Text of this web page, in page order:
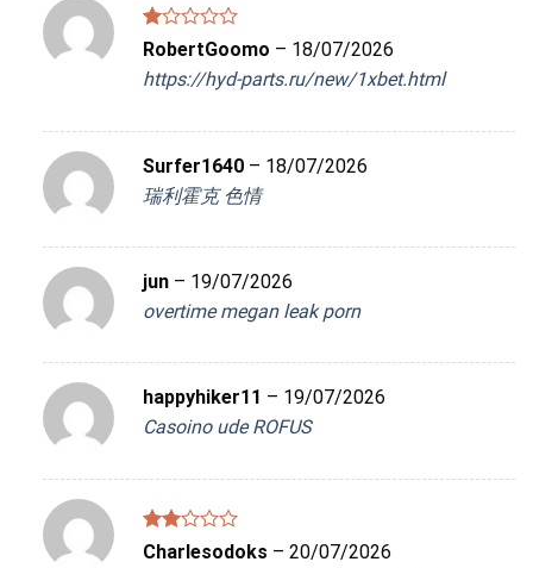
Được
hạng
RobertGoomo – 18/07/2026
https://hyd-parts.ru/new/1xbet.html
Surfer1640 – 18/07/2026
瑞利霍克 色情
jun – 19/07/2026
overtime megan leak porn
happyhiker11 – 19/07/2026
Casoino ude ROFUS
Được
Charlesodoks – 20/07/2026